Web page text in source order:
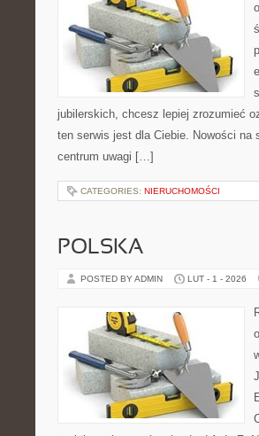
jubilerskich, chcesz lepiej zrozumieć
ten serwis jest dla Ciebie. Nowości na
centrum uwagi […]
CATEGORIES: NIERUCHOMOŚCI
POLSKA
POSTED BY ADMIN LUT - 1 - 2026